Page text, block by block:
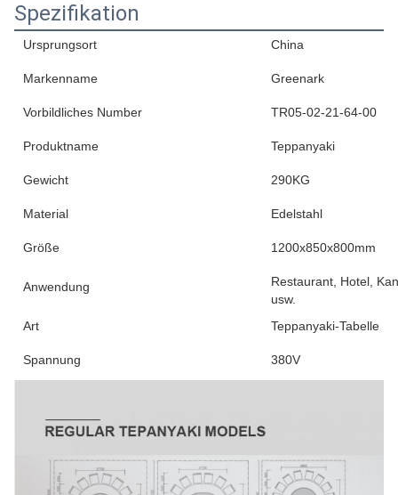
Spezifikation
Ursprungsort China
Markenname Greenark
Vorbildliches Number TR05-02-21-64-00
Produktname Teppanyaki
Gewicht 290KG
Material Edelstahl
Größe 1200x850x800mm
Anwendung
Restaurant, Hotel,
usw.
Art
Teppanyaki-Tabelle
Spannung 380V